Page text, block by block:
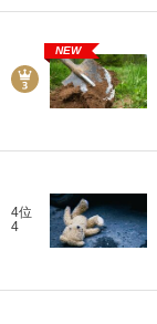
NEW
4位
4